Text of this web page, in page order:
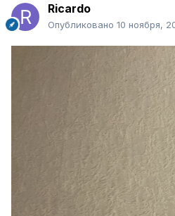
Ricardo
Опубликовано 10 ноября,